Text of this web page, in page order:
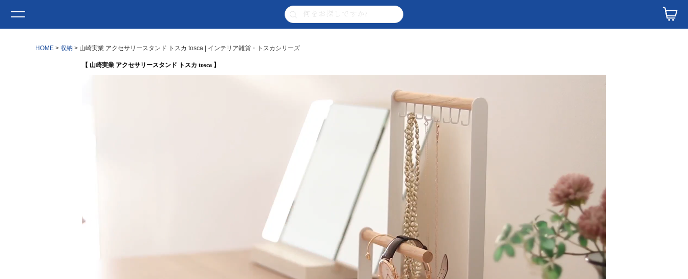
HOME 収納 山崎実業 アクセサリースタンド トスカ tosca | インテリア雑貨・トスカシリーズ
【 山崎実業 アクセサリースタンド トスカ tosca 】